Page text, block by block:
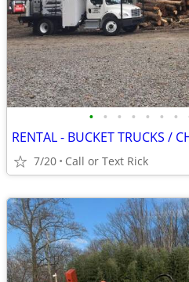
• • • • • • •
RENTAL - BUCKET TRUCKS /
7/20 Call or Text Rick